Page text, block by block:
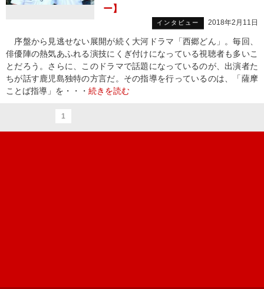
ー】
インタビュー 2018年2月11日
序盤から見逃せない展開が続く大河ドラマ「西郷どん」。毎回、
俳優陣の熱気あふれる演技にくぎ付けになっている視聴者も多いこ
とだろう。さらに、このドラマで話題になっているのが、出演者た
ちが話す鹿児島独特の方言だ。その指導を行っているのは、「薩摩
ことば指導」を・・・ 続きを読む
1